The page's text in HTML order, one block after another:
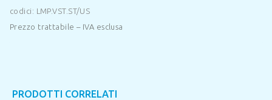
codici: LMP.VST.ST/US
Prezzo trattabile – IVA esclusa
PRODOTTI CORRELATI